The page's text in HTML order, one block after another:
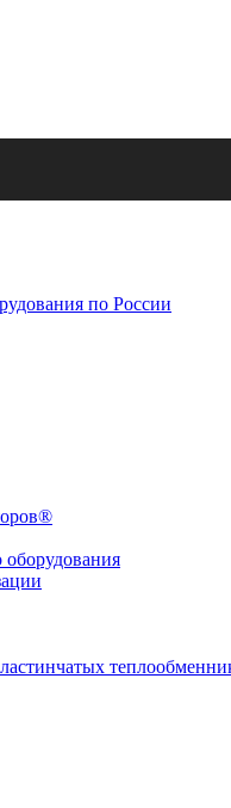
оборудования